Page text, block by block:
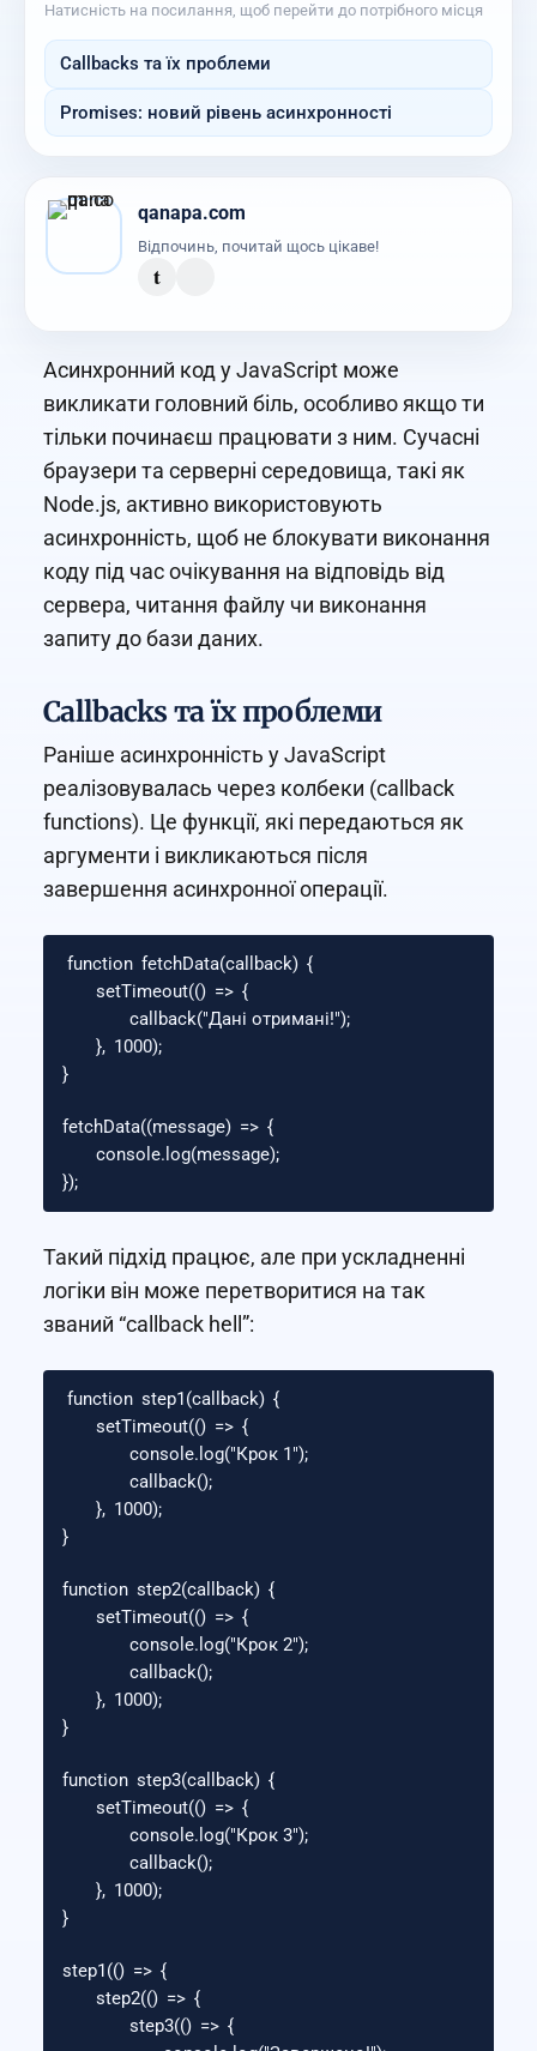
Натисність на посилання, щоб перейти до потрібного місця
Callbacks та їх проблеми
Promises: новий рівень асинхронності
qanapa.com
Відпочинь, почитай щось цікаве!
t
Асинхронний код у JavaScript може
викликати головний біль, особливо якщо ти
тільки починаєш працювати з ним. Сучасні
браузери та серверні середовища, такі як
Node.js, активно використовують
асинхронність, щоб не блокувати виконання
коду під час очікування на відповідь від
сервера, читання файлу чи виконання
запиту до бази даних.
Callbacks та їх проблеми
Раніше асинхронність у JavaScript
реалізовувалась через колбеки (callback
functions). Це функції, які передаються як
аргументи і викликаються після
завершення асинхронної операції.
function fetchData(callback) {
setTimeout(() => {
callback("Дані отримані!");
}, 1000);
}
fetchData((message) => {
console. log(message);
});
Такий підхід працює, але при ускладненні
логіки він може перетворитися на так
званий “callback hell”:
function step1 (callback) {
setTimeout(() => {
console. log("Крок 1 ");
callback();
}, 1000);
}
function step2(callback) {
setTimeout(() => {
console. log("Крок 2");
callback();
}, 1000);
}
function step3(callback) {
setTimeout(() => {
console. log("Крок 3");
callback();
}, 1000);
}
step1 (() => {
step2(() => {
step3(() => {